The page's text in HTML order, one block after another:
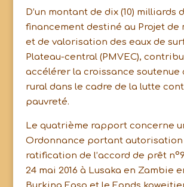
D’un montant de dix (10) milliards
financement destiné au Projet de
et de valorisation des eaux de
Plateau-central (PMVEC),
accélérer la croissance soutenue
rural dans le cadre de la lutte
pauvreté.
Le quatrième rapport concerne
Ordonnance portant autorisation
ratification de l’accord de prêt
24 mai 2016 à Lusaka en Zambie